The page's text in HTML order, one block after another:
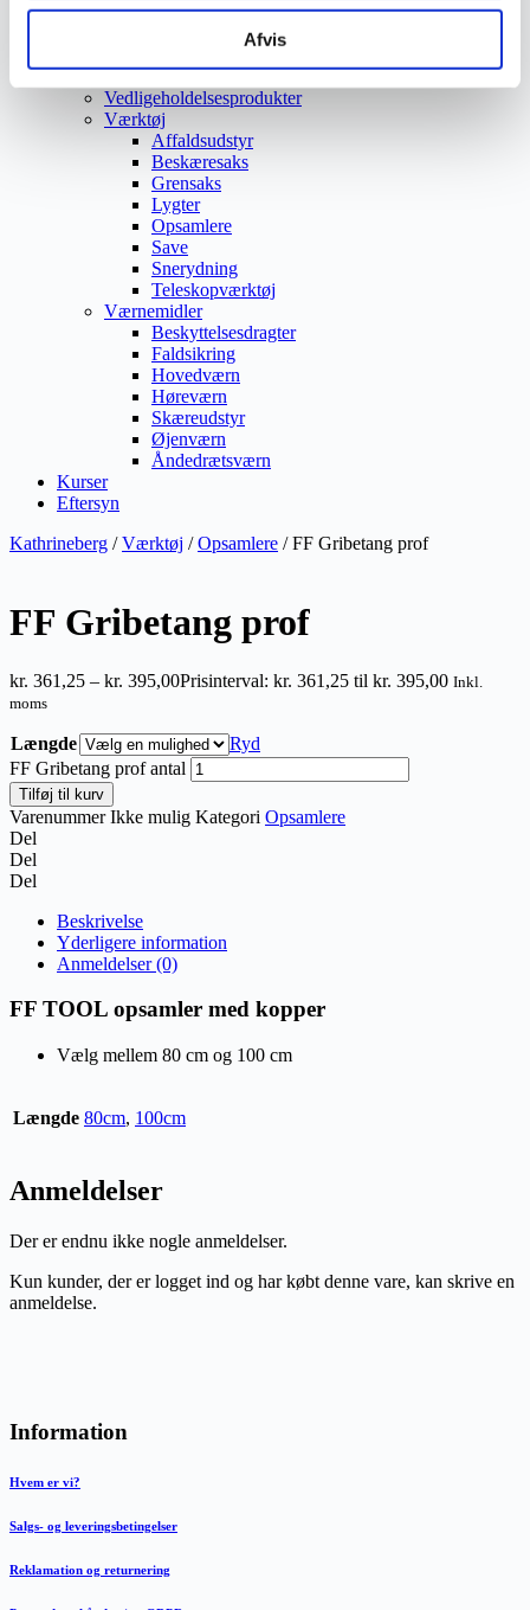
Afvis
Vejmarkering
Vaskeri Produkter
Vedligeholdelsesprodukter
Værktøj
Affaldsudstyr
Beskæresaks
Grensaks
Lygter
Opsamlere
Save
Snerydning
Teleskopværktøj
Værnemidler
Beskyttelsesdragter
Faldsikring
Hovedværn
Høreværn
Skæreudstyr
Øjenværn
Åndedrætsværn
Kurser
Eftersyn
Kathrineberg /Værktøj /Opsamlere / FF Gribetang prof
FF Gribetang prof
kr. 361,25 – kr. 395,00Prisinterval: kr. 361,25 til kr. 395,00 Inkl.
moms
Længde
Ryd
FF Gribetang prof antal
Tilføj til kurv
VarenummerIkke mulig Kategori Opsamlere
Del
Del
Del
Beskrivelse
Yderligere information
Anmeldelser (0)
FF TOOL opsamler med kopper
Vælg mellem 80 cm og 100 cm
Længde 80cm, 100cm
Anmeldelser
Der er endnu ikke nogle anmeldelser.
Kun kunder, der er logget ind og har købt denne vare, kan skrive en
anmeldelse.
Information
Hvem er vi?
Salgs- og leveringsbetingelser
Reklamation og returnering